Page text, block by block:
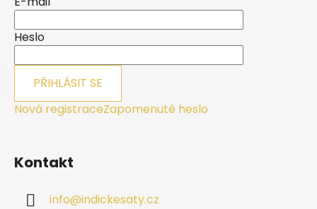
Heslo
PŘIHLÁSIT SE
Nová registraceZapomenuté heslo
Kontakt
info@indickesaty.cz